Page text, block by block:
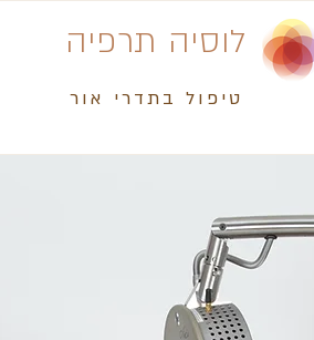
לוסיה תרפיה
טיפול בתדרי אור